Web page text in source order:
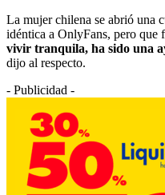
La mujer chilena se abrió una
idéntica a OnlyFans, pero que
vivir tranquila, ha sido una
dijo al respecto.
- Publicidad -